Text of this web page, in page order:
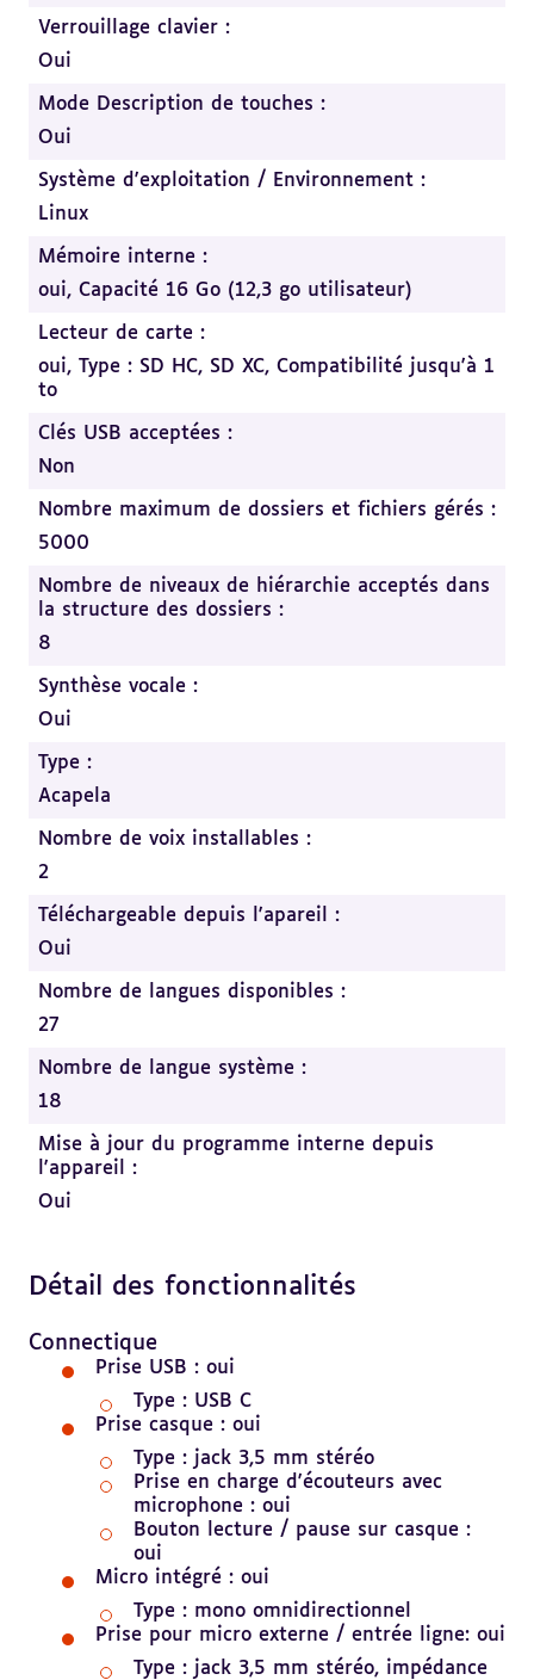
Verrouillage clavier :
Oui
Mode Description de touches :
Oui
Système d'exploitation / Environnement :
Linux
Mémoire interne :
oui, Capacité 16 Go (12,3 go utilisateur)
Lecteur de carte :
oui, Type : SD HC, SD XC, Compatibilité jusqu'à 1
to
Clés USB acceptées :
Non
Nombre maximum de dossiers et fichiers gérés :
5000
Nombre de niveaux de hiérarchie acceptés dans
la structure des dossiers :
8
Synthèse vocale :
Oui
Type :
Acapela
Nombre de voix installables :
2
Téléchargeable depuis l'apareil :
Oui
Nombre de langues disponibles :
27
Nombre de langue système :
18
Mise à jour du programme interne depuis
l'appareil :
Oui
Détail des fonctionnalités
Connectique
Prise USB : oui
Type : USB C
Prise casque : oui
Type : jack 3,5 mm stéréo
Prise en charge d'écouteurs avec
microphone : oui
Bouton lecture / pause sur casque :
oui
Micro intégré : oui
Type : mono omnidirectionnel
Prise pour micro externe / entrée ligne: oui
Type : jack 3,5 mm stéréo, impédance
au
sommaire
Revenir
sommaire